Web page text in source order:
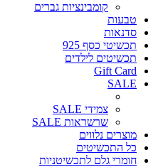
קומבינציות גברים
טבעות
סדנאות
תכשיטי כסף 925
תכשיטים לילדים
Gift Card
SALE
צמידי SALE
שרשראות SALE
מוצרים נלווים
כל התכשיטים
חומרי גלם לתכשיטניות